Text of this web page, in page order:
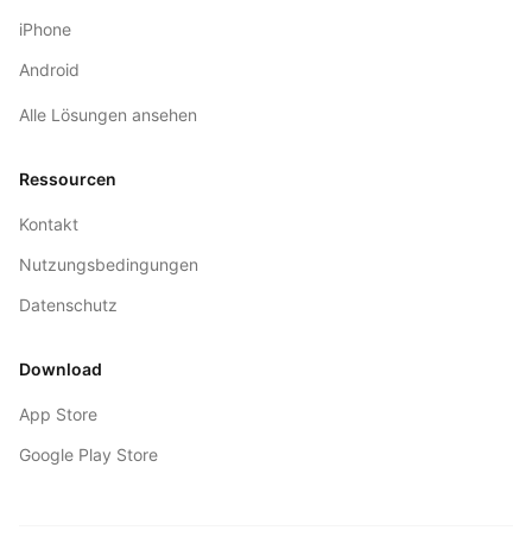
iPhone
Android
Alle Lösungen ansehen
Ressourcen
Kontakt
Nutzungsbedingungen
Datenschutz
Download
App Store
Google Play Store